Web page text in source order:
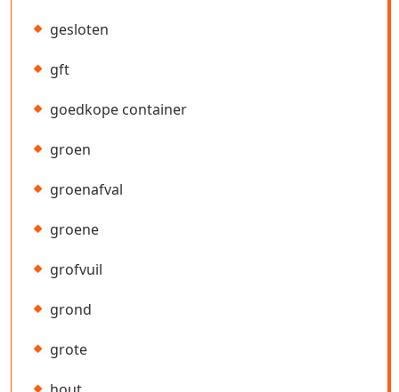
gesloten
gft
goedkope container
groen
groenafval
groene
grofvuil
grond
grote